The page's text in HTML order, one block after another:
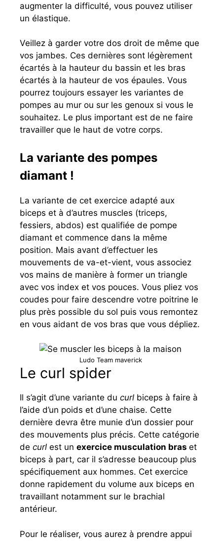
augmenter la difficulté, vous pouvez utiliser
un élastique.
Veillez à garder votre dos droit de même que
vos jambes. Ces dernières sont légèrement
écartés à la hauteur du bassin et les bras
écartés à la hauteur de vos épaules. Vous
pourrez toujours essayer les variantes de
pompes au mur ou sur les genoux si vous le
souhaitez. Le plus important est de ne faire
travailler que le haut de votre corps.
La variante des pompes
diamant !
La variante de cet exercice adapté aux
biceps et à d’autres muscles (triceps,
fessiers, abdos) est qualifiée de pompe
diamant et commence dans la même
position. Mais avant d’effectuer les
mouvements de va-et-vient, vous associez
vos mains de manière à former un triangle
avec vos index et vos pouces. Vous pliez vos
coudes pour faire descendre votre poitrine le
plus près possible du sol puis vous remontez
en vous aidant de vos bras que vous dépliez.
Ludo Team maverick
Le curl spider
Il s’agit d’une variante du curl biceps à faire à
l’aide d’un poids et d’une chaise. Cette
dernière devra être munie d’un dossier pour
des mouvements plus précis. Cette catégorie
de curl est un exercice musculation bras et
biceps à part, car il s’adresse beaucoup plus
spécifiquement aux hommes. Cet exercice
donne rapidement du volume aux biceps en
travaillant notamment sur le brachial
antérieur.
Pour le réaliser, vous aurez à prendre appui